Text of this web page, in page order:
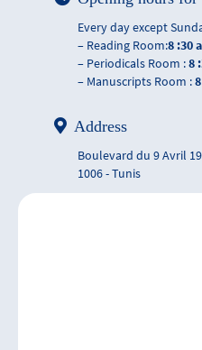
Every day except
– Reading Room:8 :30
– Periodicals Room :8
– Manuscripts Room :
Address
Boulevard du 9 Avril
1006 - Tunis